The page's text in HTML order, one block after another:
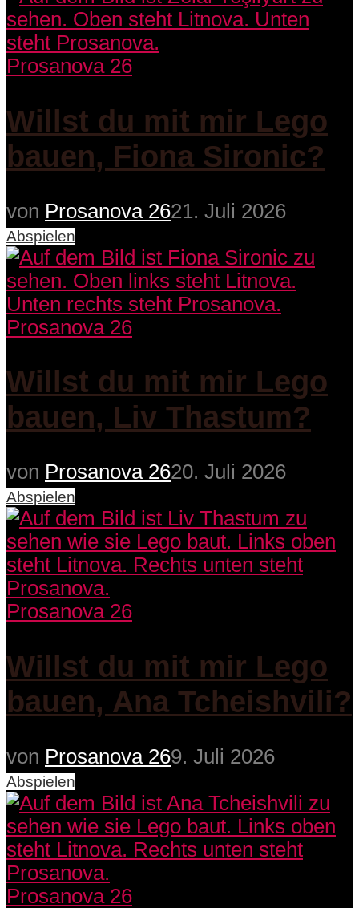
Prosanova 26
Willst du mit mir Lego
bauen, Fiona Sironic?
von Prosanova 2621. Juli 2026
Abspielen
Prosanova 26
Willst du mit mir Lego
bauen, Liv Thastum?
von Prosanova 2620. Juli 2026
Abspielen
Prosanova 26
Willst du mit mir Lego
bauen, Ana Tcheishvili?
von Prosanova 269. Juli 2026
Abspielen
Prosanova 26